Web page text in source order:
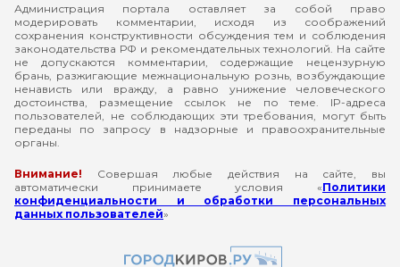
Администрация портала оставляет за собой право
модерировать комментарии, исходя из соображений
сохранения конструктивности обсуждения тем и соблюдения
законодательства РФ и рекомендательных технологий. На сайте
не допускаются комментарии, содержащие нецензурную
брань, разжигающие межнациональную рознь, возбуждающие
ненависть или вражду, а равно унижение человеческого
достоинства, размещение ссылок не по теме. IP-адреса
пользователей, не соблюдающих эти требования, могут быть
переданы по запросу в надзорные и правоохранительные
органы.
Внимание! Совершая любые действия на сайте, вы
автоматически принимаете условия «Политики
конфиденциальности и обработки персональных
данных пользователей»